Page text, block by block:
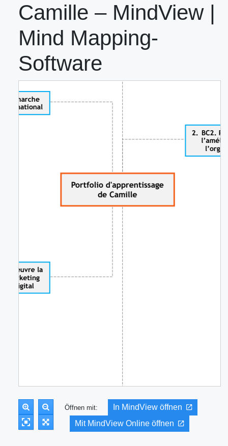
Camille – MindView |
Mind Mapping-
Software
Öffnen mit:
In MindView öffnen
Mit MindView Online öffnen